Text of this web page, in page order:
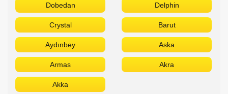
Dobedan Delphin
Crystal Barut
Aydınbey Aska
Armas Akra
Akka